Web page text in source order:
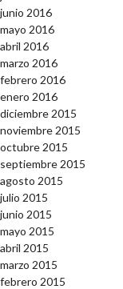
junio 2016
mayo 2016
abril 2016
marzo 2016
febrero 2016
enero 2016
diciembre 2015
noviembre 2015
octubre 2015
septiembre 2015
agosto 2015
julio 2015
junio 2015
mayo 2015
abril 2015
marzo 2015
febrero 2015